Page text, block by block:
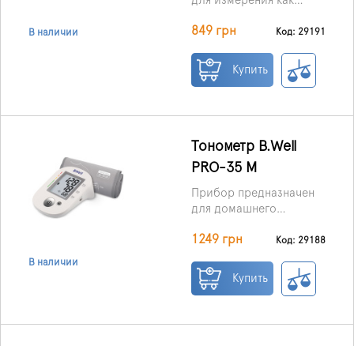
помогает получить
надежный результат.
Большой светодиодный
дисплей с подсветкой
позволяет легко
считывать результат, а
и память последних 120
пользователей
позволяют отслеживать
В наличии 849 грн Код: 29191
Купить
В наличии
Тонометр B.Well
PRO-35 М
Прибор предназначен
для домашнего
артериального
1249 грн Код: 29188
Купить